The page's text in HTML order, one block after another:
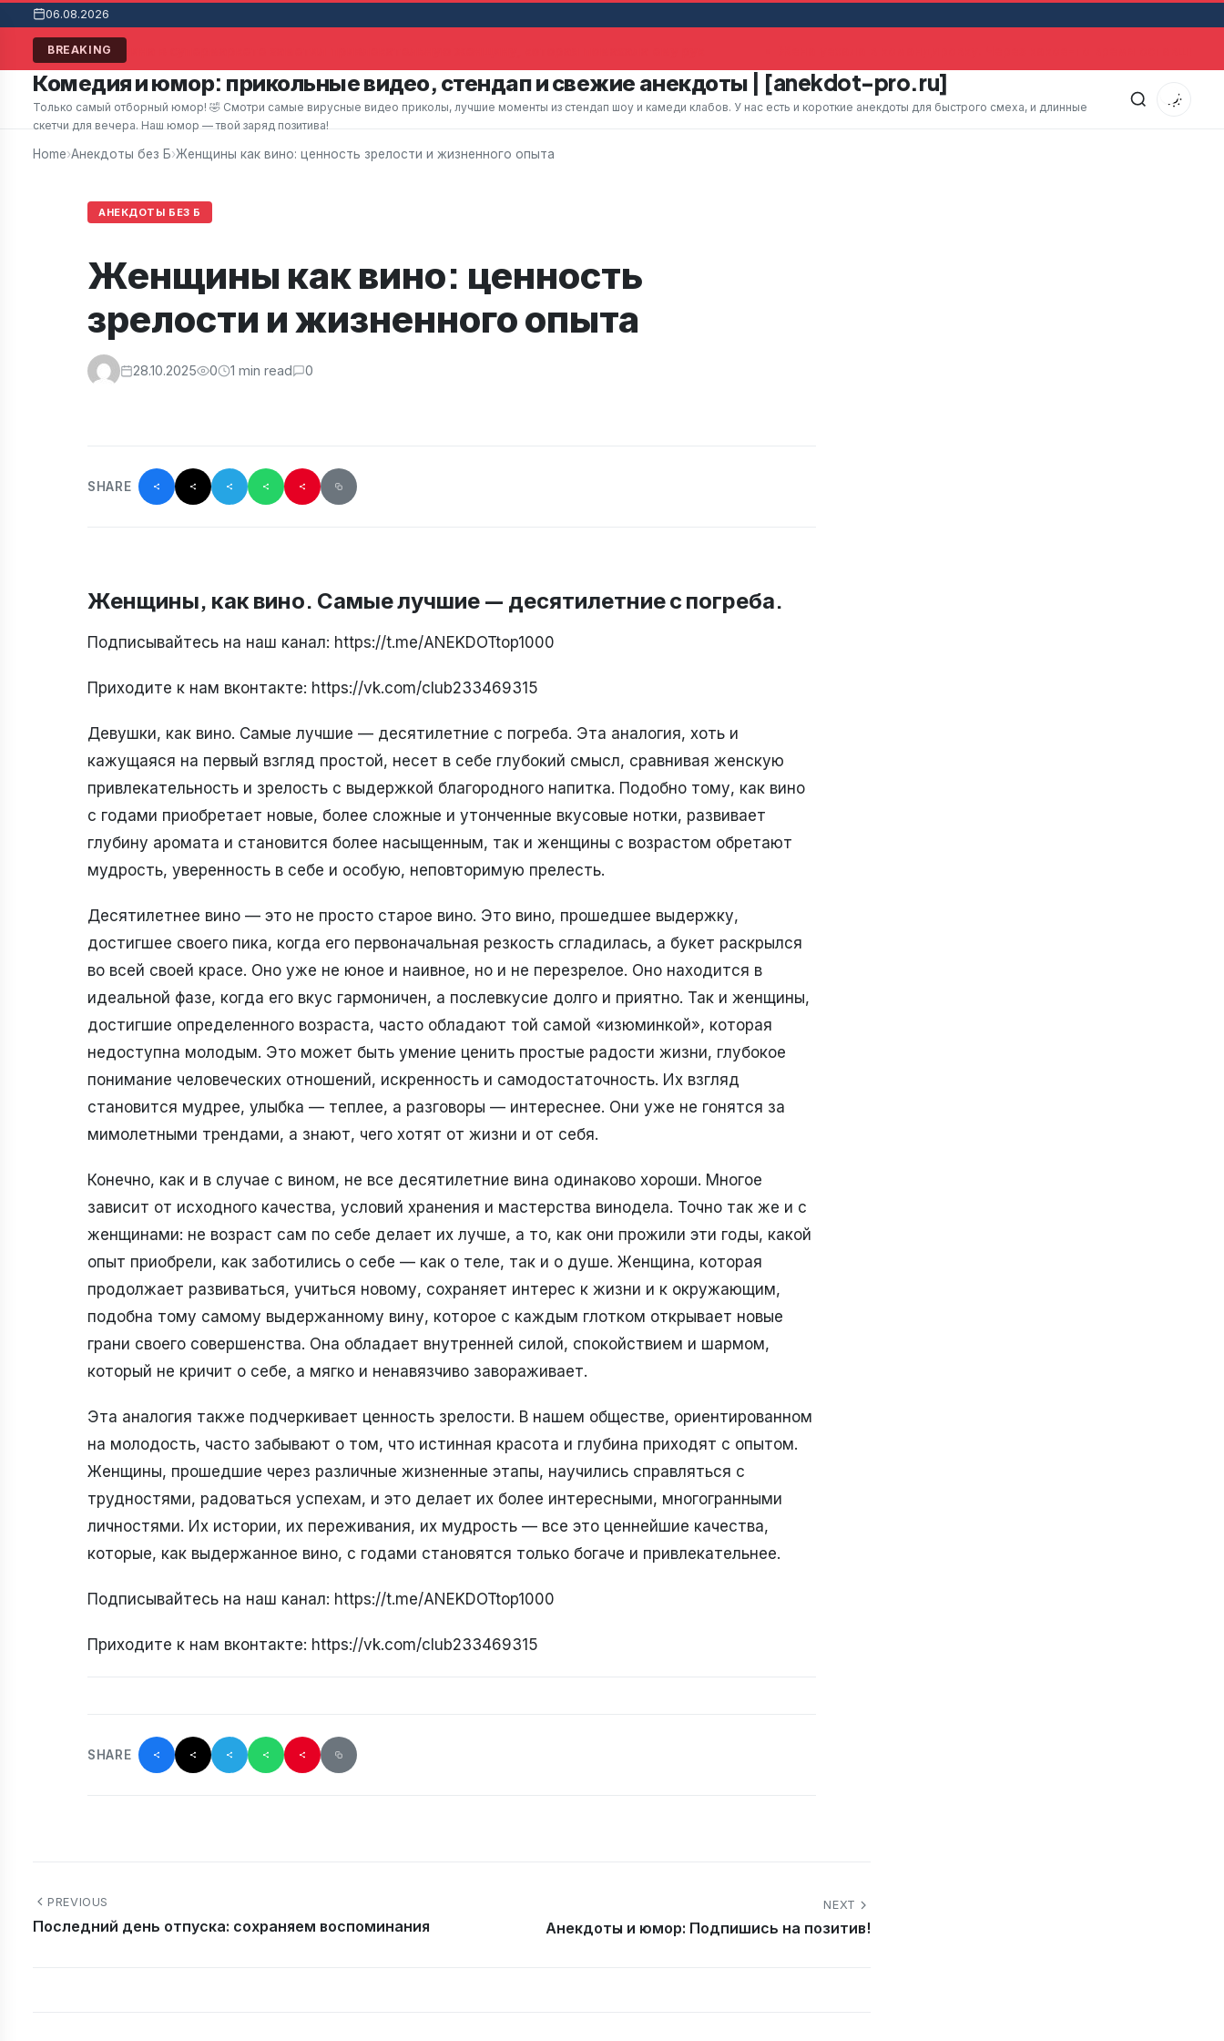
06.08.2026
BREAKINGМужчина в супермаркете заметил привлекательную женщину, которая помахала ему рук
Комедия и юмор: прикольные видео, стендап и свежие анекдоты | [anekdot-pro.ru]
Только самый отборный юмор! 🤣 Смотри самые вирусные видео приколы, лучшие моменты из стендап шоу и камеди клабов. У нас есть и короткие анекдоты для быстрого смеха, и длинные
скетчи для вечера. Наш юмор — твой заряд позитива!
Home›Анекдоты без Б›Женщины как вино: ценность зрелости и жизненного опыта
АНЕКДОТЫ БЕЗ Б
Женщины как вино: ценность
зрелости и жизненного опыта
28.10.2025 0 1 min read 0
SHARE
Женщины, как вино. Самые лучшие — десятилетние с погреба.
Подписывайтесь на наш канал: https://t.me/ANEKDOTtop1000
Приходите к нам вконтакте: https://vk.com/club233469315
Девушки, как вино. Самые лучшие — десятилетние с погреба. Эта аналогия, хоть и
кажущаяся на первый взгляд простой, несет в себе глубокий смысл, сравнивая женскую
привлекательность и зрелость с выдержкой благородного напитка. Подобно тому, как вино
с годами приобретает новые, более сложные и утонченные вкусовые нотки, развивает
глубину аромата и становится более насыщенным, так и женщины с возрастом обретают
мудрость, уверенность в себе и особую, неповторимую прелесть.
Десятилетнее вино — это не просто старое вино. Это вино, прошедшее выдержку,
достигшее своего пика, когда его первоначальная резкость сгладилась, а букет раскрылся
во всей своей красе. Оно уже не юное и наивное, но и не перезрелое. Оно находится в
идеальной фазе, когда его вкус гармоничен, а послевкусие долго и приятно. Так и женщины,
достигшие определенного возраста, часто обладают той самой «изюминкой», которая
недоступна молодым. Это может быть умение ценить простые радости жизни, глубокое
понимание человеческих отношений, искренность и самодостаточность. Их взгляд
становится мудрее, улыбка — теплее, а разговоры — интереснее. Они уже не гонятся за
мимолетными трендами, а знают, чего хотят от жизни и от себя.
Конечно, как и в случае с вином, не все десятилетние вина одинаково хороши. Многое
зависит от исходного качества, условий хранения и мастерства винодела. Точно так же и с
женщинами: не возраст сам по себе делает их лучше, а то, как они прожили эти годы, какой
опыт приобрели, как заботились о себе — как о теле, так и о душе. Женщина, которая
продолжает развиваться, учиться новому, сохраняет интерес к жизни и к окружающим,
подобна тому самому выдержанному вину, которое с каждым глотком открывает новые
грани своего совершенства. Она обладает внутренней силой, спокойствием и шармом,
который не кричит о себе, а мягко и ненавязчиво завораживает.
Эта аналогия также подчеркивает ценность зрелости. В нашем обществе, ориентированном
на молодость, часто забывают о том, что истинная красота и глубина приходят с опытом.
Женщины, прошедшие через различные жизненные этапы, научились справляться с
трудностями, радоваться успехам, и это делает их более интересными, многогранными
личностями. Их истории, их переживания, их мудрость — все это ценнейшие качества,
которые, как выдержанное вино, с годами становятся только богаче и привлекательнее.
Подписывайтесь на наш канал: https://t.me/ANEKDOTtop1000
Приходите к нам вконтакте: https://vk.com/club233469315
SHARE
PREVIOUS
Последний день отпуска: сохраняем воспоминания
NEXT
Анекдоты и юмор: Подпишись на позитив!